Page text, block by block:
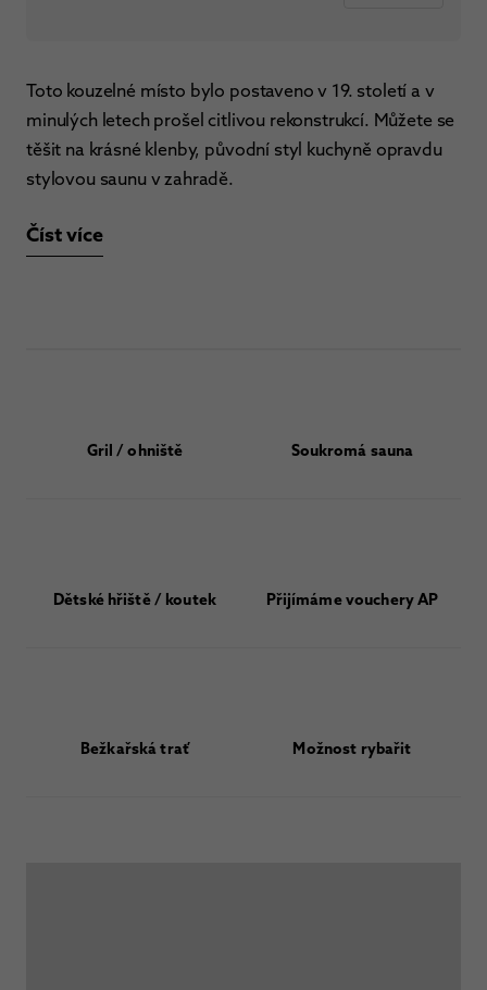
Toto kouzelné místo bylo postaveno v 19. století a v
minulých letech prošel citlivou rekonstrukcí. Můžete se
těšit na krásné klenby, původní styl kuchyně opravdu
stylovou saunu v zahradě.
Číst více
Gril / ohniště Soukromá sauna
Dětské hřiště / koutek Přijímáme vouchery AP
Bežkařská trať Možnost rybařit